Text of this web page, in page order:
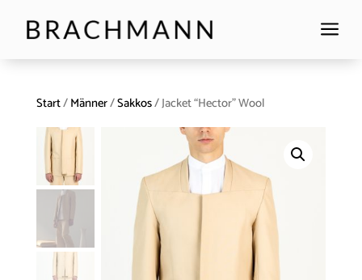
a
Start/Männer/Sakkos/ Jacket “Hector” Wool